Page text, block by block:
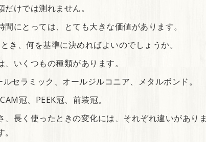
けでは測れません。
にとっては、とても大きな価値があります。
き、何を基準に決めればよいのでしょうか。
いくつもの種類があります。
セラミック、オールジルコニア、メタルボンド。
冠、PEEK冠、前装冠。
長く使ったときの変化には、それぞれ違いがありま
。